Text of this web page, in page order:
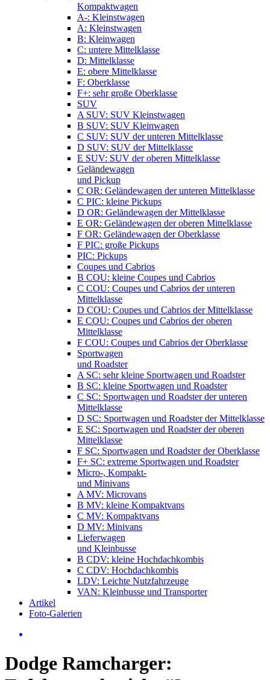
Kompaktwagen
A-: Kleinstwagen
A: Kleinstwagen
B: Kleinwagen
C: untere Mittelklasse
D: Mittelklasse
E: obere Mittelklasse
F: Oberklasse
F+: sehr große Oberklasse
SUV
A SUV: SUV Kleinstwagen
B SUV: SUV Kleinwagen
C SUV: SUV der unteren Mittelklasse
D SUV: SUV der Mittelklasse
E SUV: SUV der oberen Mittelklasse
Geländewagen
und Pickup
C OR: Geländewagen der unteren Mittelklasse
C PIC: kleine Pickups
D OR: Geländewagen der Mittelklasse
E OR: Geländewagen der oberen Mittelklasse
F OR: Geländewagen der Oberklasse
F PIC: große Pickups
PIC: Pickups
Coupes und Cabrios
B COU: kleine Coupes und Cabrios
C COU: Coupes und Cabrios der unteren
Mittelklasse
D COU: Coupes und Cabrios der Mittelklasse
E COU: Coupes und Cabrios der oberen
Mittelklasse
F COU: Coupes und Cabrios der Oberklasse
Sportwagen
und Roadster
A SC: sehr kleine Sportwagen und Roadster
B SC: kleine Sportwagen und Roadster
C SC: Sportwagen und Roadster der unteren
Mittelklasse
D SC: Sportwagen und Roadster der Mittelklasse
E SC: Sportwagen und Roadster der oberen
Mittelklasse
F SC: Sportwagen und Roadster der Oberklasse
F+ SC: extreme Sportwagen und Roadster
Micro-, Kompakt-
und Minivans
A MV: Microvans
B MV: kleine Kompaktvans
C MV: Kompaktvans
D MV: Minivans
Lieferwagen
und Kleinbusse
B CDV: kleine Hochdachkombis
C CDV: Hochdachkombis
LDV: Leichte Nutzfahrzeuge
VAN: Kleinbusse und Transporter
Artikel
Foto-Galerien
Dodge Ramcharger: